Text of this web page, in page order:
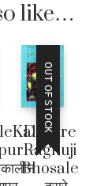
like…
–
OUT OF STOCK
Dusare
Raghuji
Bhosale